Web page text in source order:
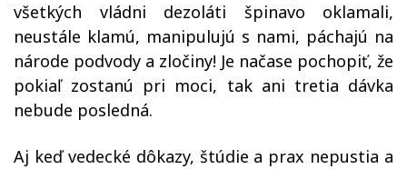
všetkých vládni dezoláti špinavo oklamali,
neustále klamú, manipulujú s nami, páchajú na
národe podvody a zločiny! Je načase pochopiť, že
pokiaľ zostanú pri moci, tak ani tretia dávka
nebude posledná.
Aj keď vedecké dôkazy, štúdie a prax nepustia a